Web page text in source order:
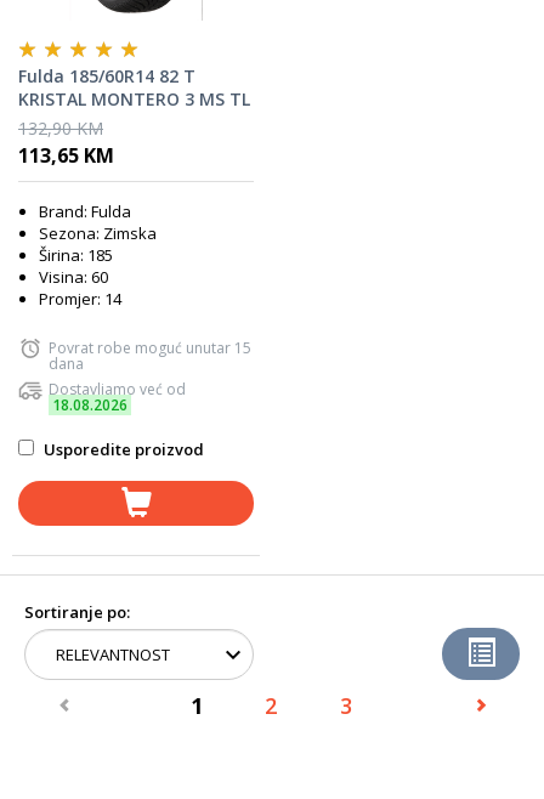
Fulda 185/60R14 82 T
KRISTAL MONTERO 3 MS TL
zimska guma
132,90 KM
113,65 KM
Brand: Fulda
Sezona: Zimska
Širina: 185
Visina: 60
Promjer: 14
Povrat robe moguć unutar 15
dana
Dostavljamo već od
18.08.2026
Usporedite proizvod
Sortiranje po:
1 2 3